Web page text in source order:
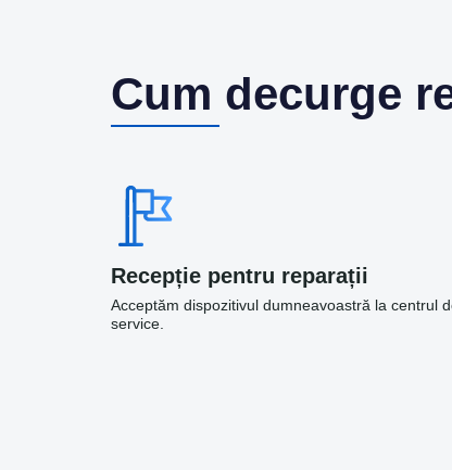
Cum decurge
Recepție pentru reparații
Acceptăm dispozitivul dumneavoastră la centrul
service.